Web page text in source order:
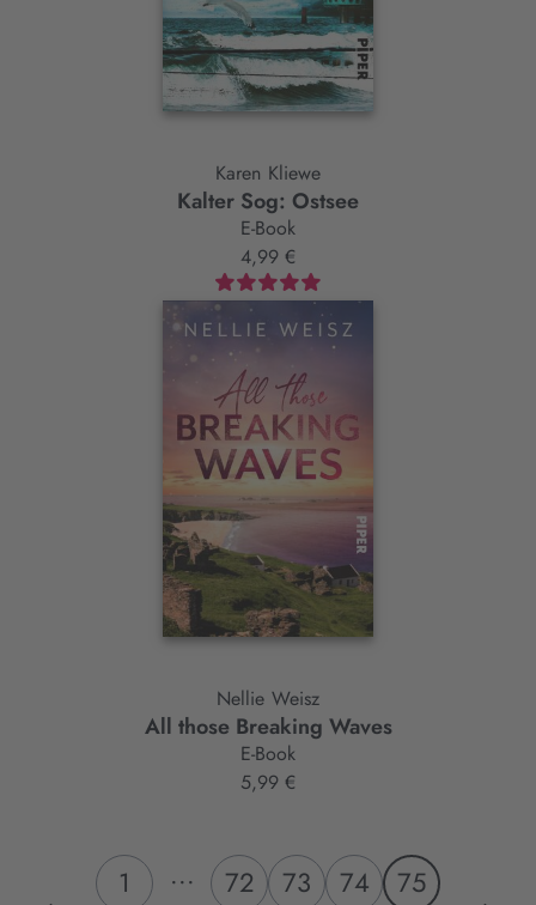
Karen Kliewe
Kalter Sog: Ostsee
E-Book
4,99 €
Nellie Weisz
All those Breaking Waves
E-Book
5,99 €
1 ... 72 73 74
75